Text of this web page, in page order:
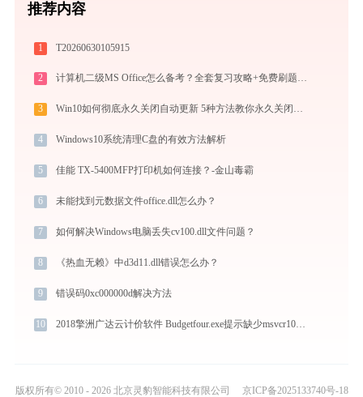
推荐内容
1 T20260630105915
2 计算机二级MS Office怎么备考？全套复习攻略+免费刷题工具推荐
3 Win10如何彻底永久关闭自动更新 5种方法教你永久关闭win10自动更新
4 Windows10系统清理C盘的有效方法解析
5 佳能 TX-5400MFP打印机如何连接？-金山毒霸
6 未能找到元数据文件office.dll怎么办？
7 如何解决Windows电脑丢失cv100.dll文件问题？
8 《热血无赖》中d3d11.dll错误怎么办？
9 错误码0xc000000d解决方法
10 2018擎洲广达云计价软件 Budgetfour.exe提示缺少msvcr100.dll文件的解决办法
版权所有© 2010 - 2026 北京灵豹智能科技有限公司 京ICP备2025133740号-18